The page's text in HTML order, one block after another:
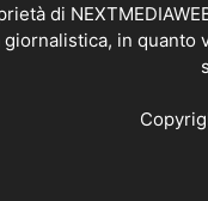
di
in